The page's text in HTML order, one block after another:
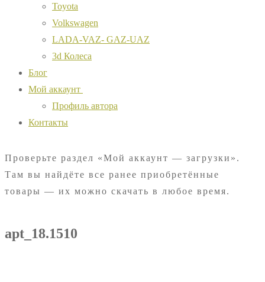
Toyota
Volkswagen
LADA-VAZ- GAZ-UAZ
3d Колеса
Блог
Мой аккаунт
Профиль автора
Контакты
Проверьте раздел «Мой аккаунт — загрузки».
Там вы найдёте все ранее приобретённые
товары — их можно скачать в любое время.
apt_18.1510